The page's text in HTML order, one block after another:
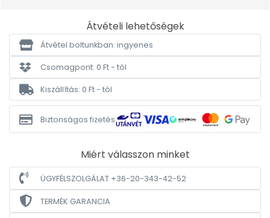
Átvételi lehetőségek
Átvétel boltunkban: ingyenes
Csomagpont: 0 Ft - tól
Kiszállítás: 0 Ft - tól
Biztonságos fizetés
Miért válasszon minket
ÜGYFÉLSZOLGÁLAT +36-20-343-42-52
TERMÉK GARANCIA